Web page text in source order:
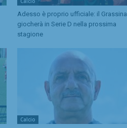
Adesso è proprio ufficiale: il Grassina
giocherà in Serie D nella prossima
stagione
Calcio